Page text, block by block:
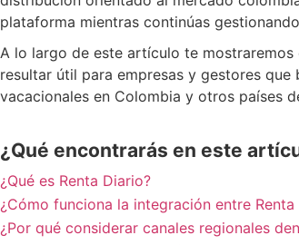
plataforma mientras continúas
A lo largo de este artículo te
resultar útil para empresas y gestores
vacacionales en Colombia y otros países
¿Qué encontrarás en este
¿Qué es Renta Diario?
¿Cómo funciona la integración entre
¿Por qué considerar canales regionales